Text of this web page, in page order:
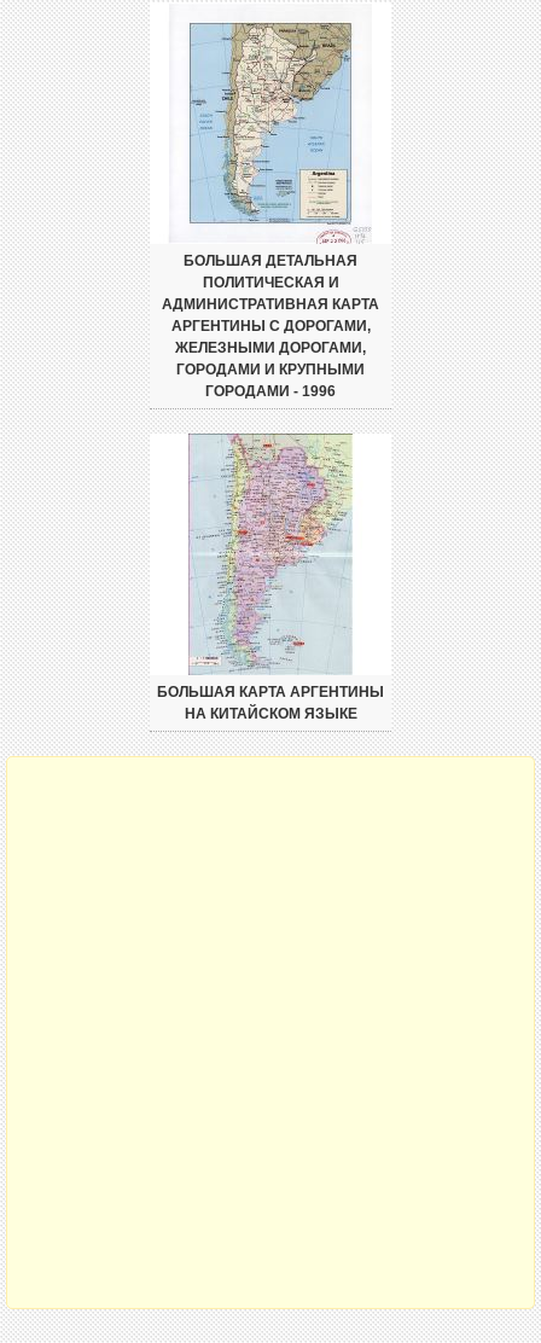
БОЛЬШАЯ ДЕТАЛЬНАЯ
ПОЛИТИЧЕСКАЯ И
АДМИНИСТРАТИВНАЯ КАРТА
АРГЕНТИНЫ С ДОРОГАМИ,
ЖЕЛЕЗНЫМИ ДОРОГАМИ,
ГОРОДАМИ И КРУПНЫМИ
ГОРОДАМИ - 1996
БОЛЬШАЯ КАРТА АРГЕНТИНЫ
НА КИТАЙСКОМ ЯЗЫКЕ